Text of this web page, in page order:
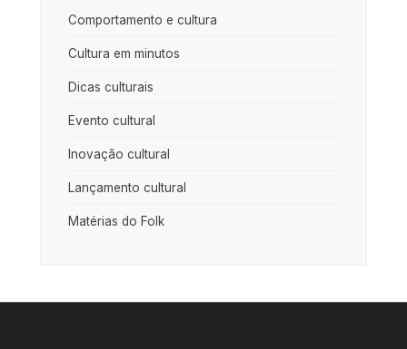
Comportamento e cultura
Cultura em minutos
Dicas culturais
Evento cultural
Inovação cultural
Lançamento cultural
Matérias do Folk